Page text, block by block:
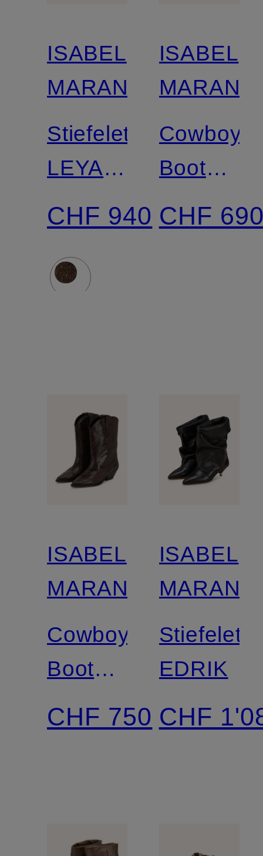
ISABEL
MARANT
Stiefeletten
LEYANE-
GB
CHF 940
ISABEL
MARANT
Cowboy-
Boots
DUERTO
CHF
ISABEL
MARANT
Cowboy
Boots
DUERTO
CHF 750
ISABEL
MARANT
EDRIK
CHF